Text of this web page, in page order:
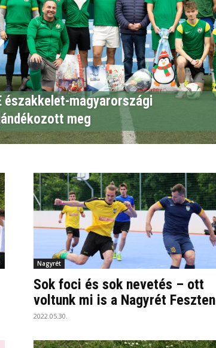
északkelet-magyarországi
meg
Nagyrét
Sok foci és sok nevetés – ott
voltunk mi is a Nagyrét Feszten
2022.05.30.